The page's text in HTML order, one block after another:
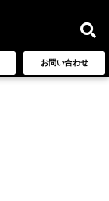
お問い合わせ